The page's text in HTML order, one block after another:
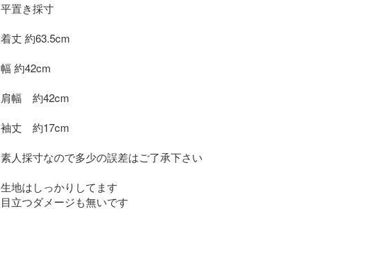
平置き採寸
着丈 約63.5cm
幅 約42cm
肩幅　約42cm
袖丈　約17cm
素人採寸なので多少の誤差はご了承下さい
生地はしっかりしてます
目立つダメージも無いです